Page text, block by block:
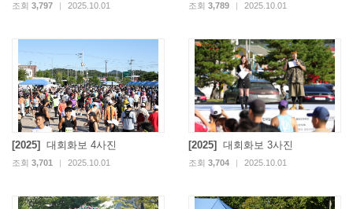
조회 3,797 2025.10.01 조회 3,789 2025.10.01
[2025] 대회화보 4사진
조회 3,701 2025.10.01
[2025] 대회화보 3사진
조회 3,704 2025.10.01